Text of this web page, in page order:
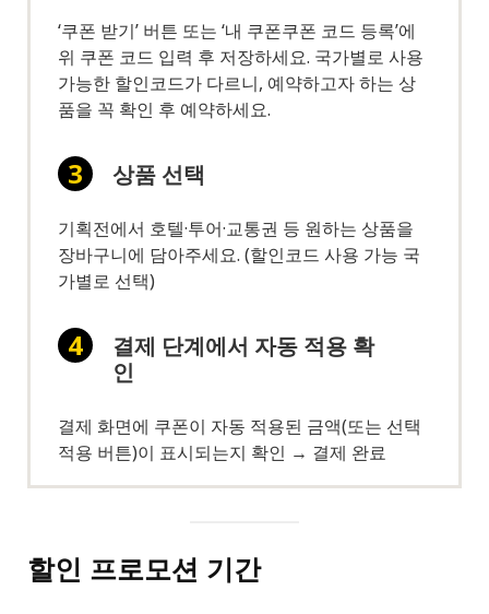
‘쿠폰 받기’ 버튼 또는 ‘내 쿠폰쿠폰 코드 등록’에
위 쿠폰 코드 입력 후 저장하세요. 국가별로 사용
가능한 할인코드가 다르니, 예약하고자 하는 상
품을 꼭 확인 후 예약하세요.
상품 선택
기획전에서 호텔·투어·교통권 등 원하는 상품을
장바구니에 담아주세요. (할인코드 사용 가능 국
가별로 선택)
결제 단계에서 자동 적용 확
인
결제 화면에 쿠폰이 자동 적용된 금액(또는 선택
적용 버튼)이 표시되는지 확인 → 결제 완료
할인 프로모션 기간